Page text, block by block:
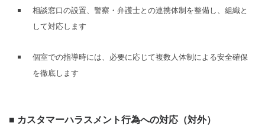
相談窓口の設置、警察・弁護士との連携体制を整備し、組織と
して対応します
個室での指導時には、必要に応じて複数人体制による安全確保
を徹底します
■ カスタマーハラスメント行為への対応（対外）